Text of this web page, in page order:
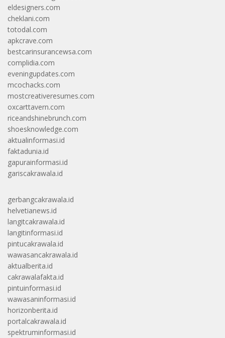
eldesigners.com
cheklani.com
totodal.com
apkcrave.com
bestcarinsurancewsa.com
complidia.com
eveningupdates.com
mcochacks.com
mostcreativeresumes.com
oxcarttavern.com
riceandshinebrunch.com
shoesknowledge.com
aktualinformasi.id
faktadunia.id
gapurainformasi.id
gariscakrawala.id
gerbangcakrawala.id
helvetianews.id
langitcakrawala.id
langitinformasi.id
pintucakrawala.id
wawasancakrawala.id
aktualberita.id
cakrawalafakta.id
pintuinformasi.id
wawasaninformasi.id
horizonberita.id
portalcakrawala.id
spektruminformasi.id